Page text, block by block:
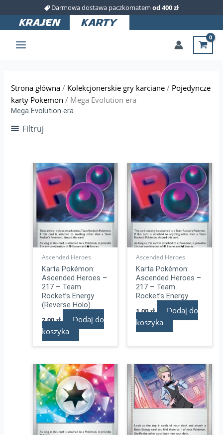
do
treści
Darmowa dostawa paczkomatem od 400 zł
Strona główna / Kolekcjonerskie gry karciane / Pojedyncze
karty Pokemon / Mega Evolution era
Mega Evolution era
Filtruj
Ascended Heroes
Karta Pokémon:
Ascended Heroes –
217 – Team
Rocket’s Energy
(Reverse Holo)
2,00zł
Dodaj do
koszyka
Ascended Heroes
Karta Pokémon:
Ascended Heroes –
217 – Team
Rocket’s Energy
1,00zł
Dodaj do
koszyka